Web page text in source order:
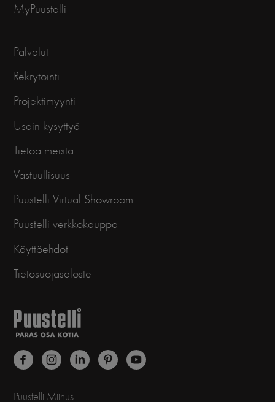
MyPuustelli
Palvelut
Rekrytointi
Projektimyynti
Usein kysyttyä
Tietoa meistä
Vastuullisuus
Puustelli Virtual Showroom
Puustelli verkkokauppa
Käyttöehdot
Tietosuojaseloste
Puustelli Miinus